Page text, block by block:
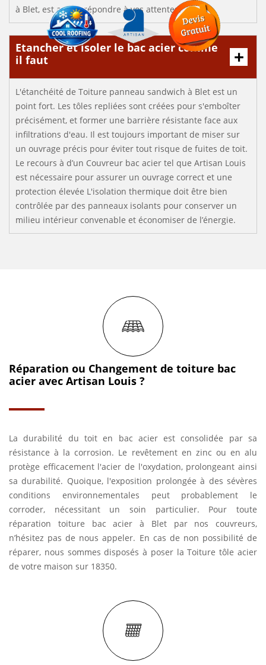
à Blet, est apte à répondre à vos attentes.
Etancher et isoler le bac acier comme
il faut
L'étanchéité de Toiture panneau sandwich à Blet est un
point fort. Les tôles repliées sont créées pour s'emboîter
précisément, et former une barrière résistante face aux
infiltrations d'eau. Il est toujours important de miser sur
un ouvrage précis pour éviter tout risque de fuites de toit.
Le recours à d’un Couvreur bac acier tel que Artisan Louis
est nécessaire pour assurer un ouvrage correct et une
protection élevée L'isolation thermique doit être bien
contrôlée par des panneaux isolants pour conserver un
milieu intérieur convenable et économiser de l’énergie.
Réparation ou Changement de toiture bac
acier avec Artisan Louis ?
La durabilité du toit en bac acier est consolidée par sa
résistance à la corrosion. Le revêtement en zinc ou en alu
protège efficacement l'acier de l'oxydation, prolongeant ainsi
sa durabilité. Quoique, l'exposition prolongée à des sévères
conditions environnementales peut probablement le
corroder, nécessitant un soin particulier. Pour toute
réparation toiture bac acier à Blet par nos couvreurs,
n’hésitez pas de nous appeler. En cas de non possibilité de
réparer, nous sommes disposés à poser la Toiture tôle acier
de votre maison sur 18350.